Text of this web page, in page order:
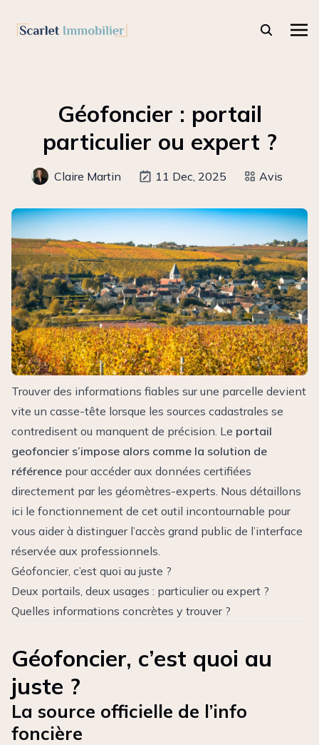
Géofoncier : portail
particulier ou expert ?
Claire Martin 11 Dec, 2025 Avis
Trouver des informations fiables sur une parcelle devient
vite un casse-tête lorsque les sources cadastrales se
contredisent ou manquent de précision. Le portail
geofoncier s’impose alors comme la solution de
référence pour accéder aux données certifiées
directement par les géomètres-experts. Nous détaillons
ici le fonctionnement de cet outil incontournable pour
vous aider à distinguer l’accès grand public de l’interface
réservée aux professionnels.
Géofoncier, c’est quoi au juste ?
Deux portails, deux usages : particulier ou expert ?
Quelles informations concrètes y trouver ?
Géofoncier, c’est quoi au
juste ?
La source officielle de l’info
foncière